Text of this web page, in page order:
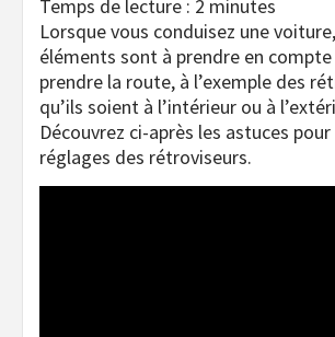
Temps de lecture : 2 minutes
Lorsque vous conduisez une
éléments sont à prendre en
prendre la route, à l’exemple des
qu’ils soient à l’intérieur ou à
Découvrez ci-après les astuces
réglages des rétroviseurs.